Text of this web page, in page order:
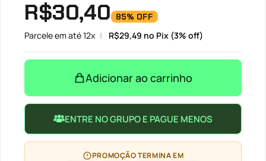
R$30,40 85% OFF
Parcele em até 12x R$29,49 no Pix (3% off)
Adicionar ao carrinho
ENTRE NO GRUPO E PAGUE MENOS
PROMOÇÃO TERMINA EM